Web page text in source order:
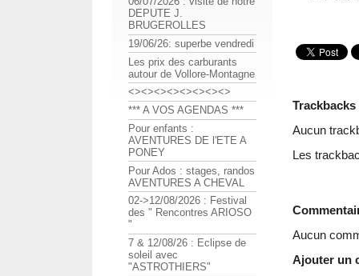
Trackbacks
Aucun
Les
Aucun
Ajouter un
DEPUTE J.
BRUGEROLLES
19/06/26: superbe vendredi
Les prix des carburants
autour de Vollore-Montagne
<><><><><><><><>
*** A VOS AGENDAS ***
Pour enfants :
AVENTURES DE l'ETE A
PONEY
Pour Ados : stages, randos
AVENTURES A CHEVAL
02->12/08/2026 : Festival
des " Rencontres ARIOSO
"
7 & 12/08/26 : Eclipse de
soleil avec
"ASTROTHIERS"